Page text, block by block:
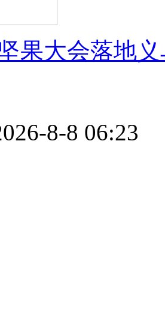
果大会落地
8-8 06:23